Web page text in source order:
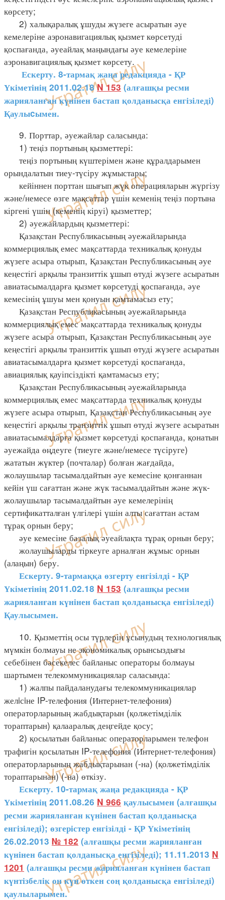
көрсету;
2) халықаралық ұшуды жүзеге асыратын әуе
кемелеріне аэронавигациялық қызмет көрсетуді
қоспағанда, әуеайлақ маңындағы әуе кемелеріне
аэронавигациялық қызмет көрсету.
Ескерту. 8-тармақ жаңа редакцияда - ҚР
Үкіметінің 2011.02.18N 153 (алғашқы ресми
жарияланған күнінен бастап қолданысқа енгізіледі)
Қаулыcымен.
9. Порттар, әуежайлар саласында:
1) теңіз портының қызметтері:
теңіз портының күштерімен және құралдарымен
орындалатын тиеу-түсіру жұмыстары;
кейіннен порттан шығып жүк операцияларын жүргізу
және/немесе өзге мақсаттар үшін кеменің теңіз портына
кіргені үшін (кеменің кіруі) қызметтер;
2) әуежайлардың қызметтері:
Қазақстан Республикасының әуежайларында
коммерциялық емес мақсаттарда техникалық қонуды
жүзеге асыра отырып, Қазақстан Республикасының әуе
кеңестігі арқылы транзиттік ұшып өтуді жүзеге асыратын
авиатасымалдарға қызмет көрсетуді қоспағанда, әуе
кемесінің ұшуы мен қонуын қамтамасыз ету;
Қазақстан Республикасының әуежайларында
коммерциялық емес мақсаттарда техникалық қонуды
жүзеге асыра отырып, Қазақстан Республикасының әуе
кеңестігі арқылы транзиттік ұшып өтуді жүзеге асыратын
авиатасымалдарға қызмет көрсетуді қоспағанда,
авиациялық қауіпсіздікті қамтамасыз ету;
Қазақстан Республикасының әуежайларында
коммерциялық емес мақсаттарда техникалық қонуды
жүзеге асыра отырып, Қазақстан Республикасының әуе
кеңестігі арқылы транзиттік ұшып өтуді жүзеге асыратын
авиатасымалдарға қызмет көрсетуді қоспағанда, қонатын
әуежайда өңдеуге (тиеуге және/немесе түсіруге)
жататын жүктер (почталар) болған жағдайда,
жолаушылар тасымалдайтын әуе кемесіне қонғаннан
кейін үш сағаттан және жүк тасымалдайтын және жүк-
жолаушылар тасымалдайтын әуе кемелерінің
сертификатталған үлгілері үшін алты сағаттан астам
тұрақ орнын беру;
әуе кемесіне базалық әуеайлақта тұрақ орнын беру;
жолаушыларды тіркеуге арналған жұмыс орнын
(алаңын) беру.
Ескерту. 9-тармаққа өзгерту енгізілді - ҚР
Үкіметінің 2011.02.18 N 153 (алғашқы ресми
жарияланған күнінен бастап қолданысқа енгізіледі)
Қаулысымен.
10. Қызметтің осы түрлерін ұсынудың технологиялық
мүмкін болмауы не экономикалық орынсыздығы
себебінен бәсекелес байланыс операторы болмауы
шартымен телекоммуникациялар саласында:
1) жалпы пайдаланудағы телекоммуникациялар
желiсiне IP-телефония (Интернет-телефония)
операторларының жабдықтарын (қолжетімділік
тораптарын) қалааралық деңгейде қосу;
2) қосылатын байланыс операторларымен телефон
трафигін қосылатын IP-телефония (Интернет-телефония)
операторларының жабдықтарынан (-на) (қолжетімділік
тораптарынан) (-на) өткізу.
Ескерту. 10-тармақ жаңа редакцияда - ҚР
Үкіметінің 2011.08.26 N 966 қаулысымен (алғашқы
ресми жарияланған күнінен бастап қолданысқа
енгізіледі); өзгерістер енгізілді - ҚР Үкіметінің
26.02.2013 № 182 (алғашқы ресми жарияланған
күнінен бастап қолданысқа енгізіледі); 11.11.2013 N
1201 (алғашқы ресми жарияланған күнінен бастап
күнтізбелік он күн өткен соң қолданысқа енгізіледі)
қаулыларымен.